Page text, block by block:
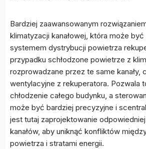
Bardziej zaawansowanym
klimatyzacji kanałowej, która może
systemem dystrybucji powietrza
przypadku schłodzone powietrze z
rozprowadzane przez te same kanały,
wentylacyjne z rekuperatora. Pozwala
chłodzenie całego budynku, a
może być bardziej precyzyjne i
jest tutaj zaprojektowanie
kanałów, aby uniknąć konfliktów
powietrza i stratami energii.